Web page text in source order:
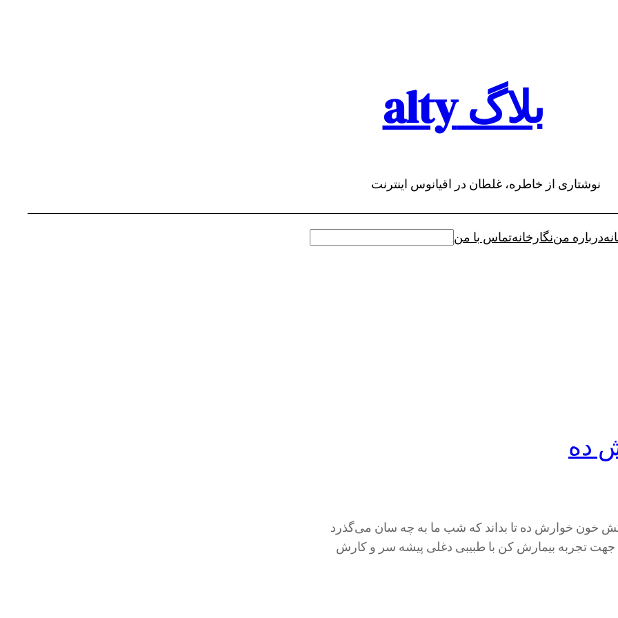
بلاگ alty
نوشتاری از خاطره، غلطان در اقیانوس اینترنت
درباره مننگارخانهتماس با من
ده
خون خوارش ده تا بداند که شب ما به چه سان می‌گذرد
تجربه بیمارش کن با طبیبی دغلی پیشه سر و کارش